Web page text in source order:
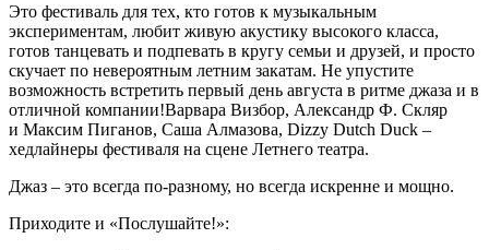
Это фестиваль для тех, кто готов к музыкальным
экспериментам, любит живую акустику высокого класса,
готов танцевать и подпевать в кругу семьи и друзей, и просто
скучает по невероятным летним закатам. Не упустите
возможность встретить первый день августа в ритме джаза и в
отличной компании!Варвара Визбор, Александр Ф. Скляр
и Максим Пиганов, Саша Алмазова, Dizzy Dutch Duck –
хедлайнеры фестиваля на сцене Летнего театра.
Джаз – это всегда по-разному, но всегда искренне и мощно.
Приходите и «Послушайте!»: